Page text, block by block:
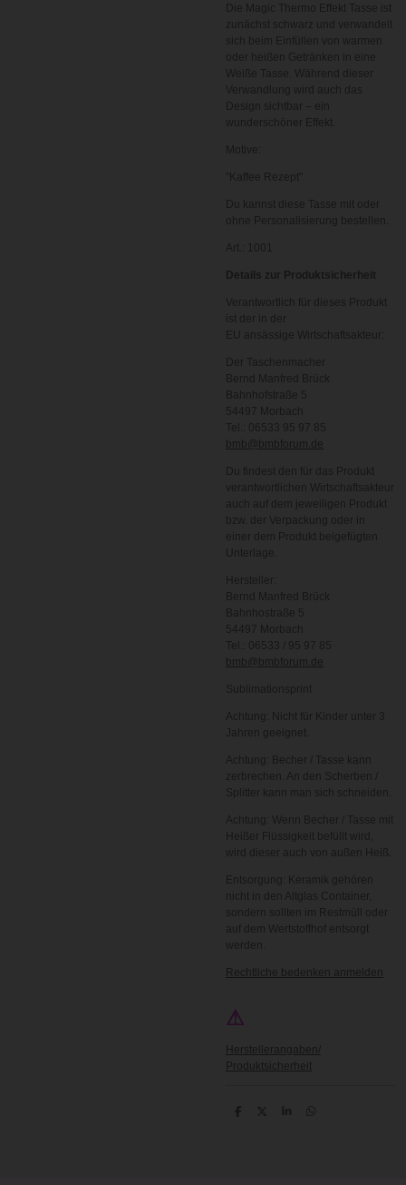
Die Magic Thermo Effekt Tasse ist
zunächst schwarz und verwandelt
sich beim Einfüllen von warmen
oder heißen Getränken in eine
Weiße Tasse. Während dieser
Verwandlung wird auch das
Design sichtbar – ein
wunderschöner Effekt.
Motive:
"Kaffee Rezept"
Du kannst diese Tasse mit oder
ohne Personalisierung bestellen.
Art.: 1001
Details zur Produktsicherheit
Verantwortlich für dieses Produkt
ist der in der
EU ansässige Wirtschaftsakteur:
Der Taschenmacher
Bernd Manfred Brück
Bahnhofstraße 5
54497 Morbach
Tel.: 06533 95 97 85
bmb@bmbforum.de
Du findest den für das Produkt
verantwortlichen Wirtschaftsakteur
auch auf dem jeweiligen Produkt
bzw. der Verpackung oder in
einer dem Produkt beigefügten
Unterlage.
Hersteller:
Bernd Manfred Brück
Bahnhostraße 5
54497 Morbach
Tel.: 06533 / 95 97 85
bmb@bmbforum.de
Sublimationsprint
Achtung: Nicht für Kinder unter 3
Jahren geeignet.
Achtung: Becher / Tasse kann
zerbrechen. An den Scherben /
Splitter kann man sich schneiden.
Achtung: Wenn Becher / Tasse mit
Heißer Flüssigkeit befüllt wird,
wird dieser auch von außen Heiß.
Entsorgung: Keramik gehören
nicht in den Altglas Container,
sondern sollten im Restmüll oder
auf dem Wertstoffhof entsorgt
werden.
Rechtliche bedenken anmelden
⚠
Herstellerangaben/
Produktsicherheit
T
T
T